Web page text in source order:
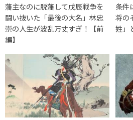
藩主なのに脱藩して戊辰戦争を
闘い抜いた「最後の大名」林忠
崇の人生が波乱万丈すぎ！【前
編】
条件
将の
姓」